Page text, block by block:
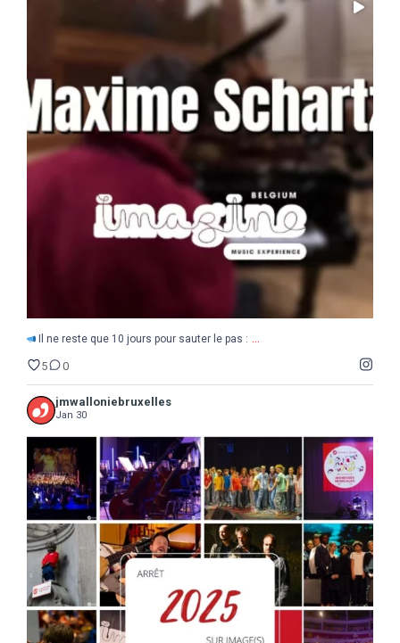
Il ne reste que 10 jours pour sauter le pas :
5
Il ne reste que 10 jours pour sauter le pas : ...
5 0
jmwalloniebruxelles
Jan 30
2025 Une année de découvertes, d`étonnements, ...